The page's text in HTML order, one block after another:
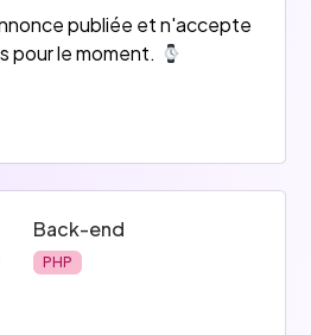
l’Europe via 6 sites e-
publiée et n'accepte
pour le moment.
Back-end
PHP